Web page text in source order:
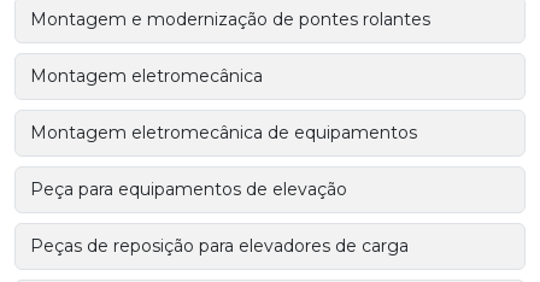
Montagem e modernização de pontes rolantes
Montagem eletromecânica
Montagem eletromecânica de equipamentos
Peça para equipamentos de elevação
Peças de reposição para elevadores de carga